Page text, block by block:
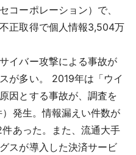
コーポレーション）で、
正取得で個人情報3,504万
イバー攻撃による事故が
が多い。 2019年は「ウイ
因とする事故が、調査を
発生。情報漏えい件数が
あった。また、流通大手
スが導入した決済サービ